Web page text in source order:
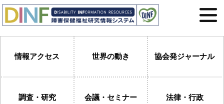
情報アクセス 世界の動き 協会発ジャーナル
調査・研究 会議・セミナー 法律・行政